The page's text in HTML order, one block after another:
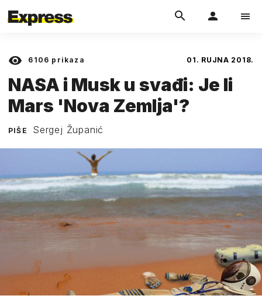
6106 prikaza 01. RUJNA 2018.
NASA i Musk u svađi: Je li
Mars 'Nova Zemlja'?
PIŠE Sergej Županić